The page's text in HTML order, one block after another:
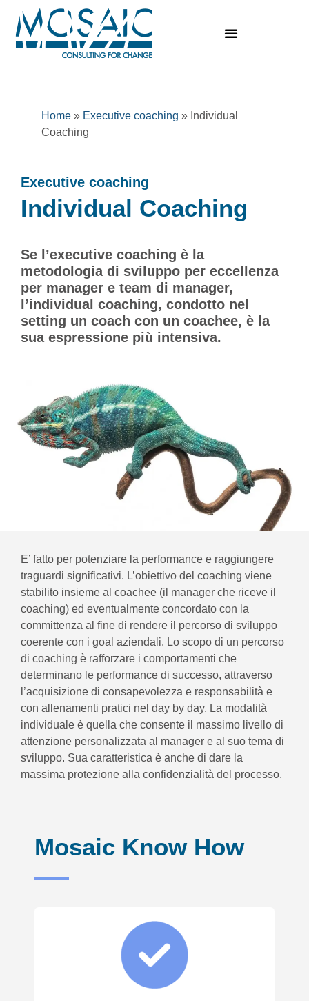
Home » Executive coaching » Individual
Coaching
Executive coaching​
Individual Coaching​
Se l’executive coaching è la
metodologia di sviluppo per eccellenza
per manager e team di manager,
l’individual coaching, condotto nel
setting un coach con un coachee, è la
sua espressione più intensiva.
E’ fatto per potenziare la performance e raggiungere
traguardi significativi. L’obiettivo del coaching viene
stabilito insieme al coachee (il manager che riceve il
coaching) ed eventualmente concordato con la
committenza al fine di rendere il percorso di sviluppo
coerente con i goal aziendali. Lo scopo di un percorso
di coaching è rafforzare i comportamenti che
determinano le performance di successo, attraverso
l’acquisizione di consapevolezza e responsabilità e
con allenamenti pratici nel day by day. La modalità
individuale è quella che consente il massimo livello di
attenzione personalizzata al manager e al suo tema di
sviluppo. Sua caratteristica è anche di dare la
massima protezione alla confidenzialità del processo.
Mosaic Know How